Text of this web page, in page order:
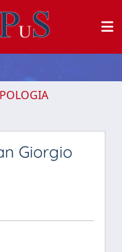
Giorgio